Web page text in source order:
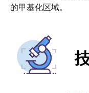
的甲基化区域。